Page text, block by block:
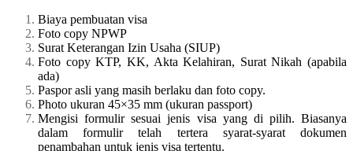
Biaya pembuatan visa
Foto copy NPWP
Surat Keterangan Izin Usaha (SIUP)
Foto copy KTP, KK, Akta Kelahiran, Surat Nikah (apabila
ada)
Paspor asli yang masih berlaku dan foto copy.
Photo ukuran 45×35 mm (ukuran passport)
Mengisi formulir sesuai jenis visa yang di pilih. Biasanya
dalam formulir telah tertera syarat-syarat dokumen
penambahan untuk jenis visa tertentu.